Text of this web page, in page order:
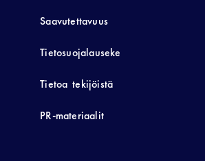
Saavutettavuus
Tietosuojalauseke
Tietoa tekijöistä
PR-materiaalit